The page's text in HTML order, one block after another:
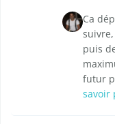
Ca
puis
futur
savoir